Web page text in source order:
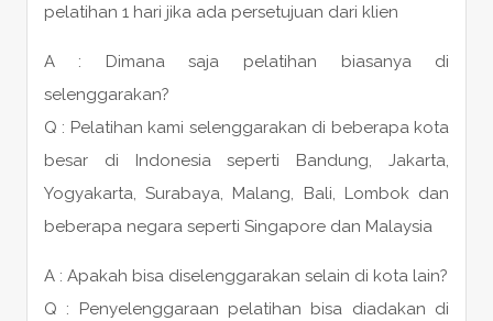
pelatihan 1 hari jika ada persetujuan dari klien
A : Dimana saja pelatihan biasanya di
selenggarakan?
Q : Pelatihan kami selenggarakan di beberapa kota
besar di Indonesia seperti Bandung, Jakarta,
Yogyakarta, Surabaya, Malang, Bali, Lombok dan
beberapa negara seperti Singapore dan Malaysia
A : Apakah bisa diselenggarakan selain di kota lain?
Q : Penyelenggaraan pelatihan bisa diadakan di